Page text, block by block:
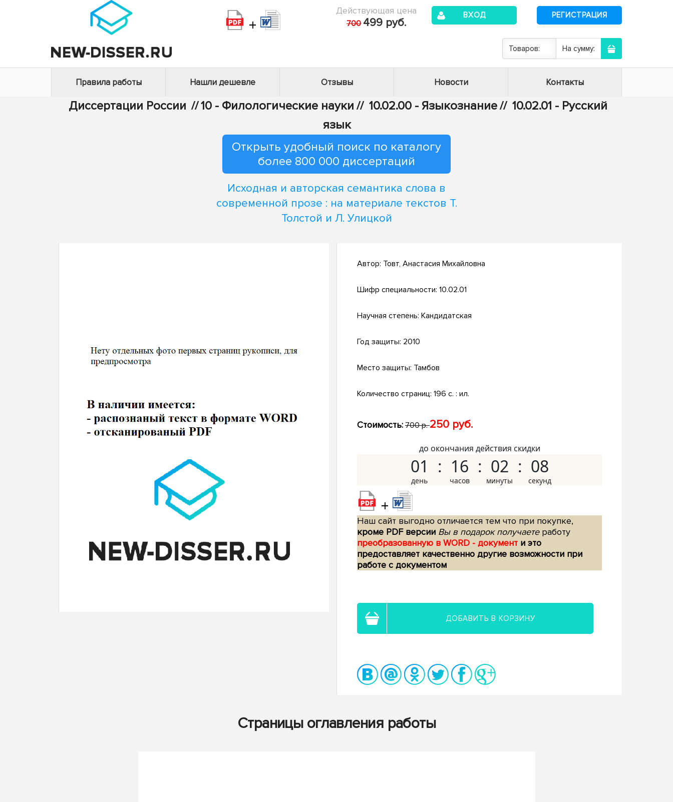
+
Действующая цена
700 499 руб.
ВХОД РЕГИСТРАЦИЯ
Товаров: На сумму:
Правила работы Нашли дешевле Отзывы Новости Контакты
Диссертации России //10 - Филологические науки // 10.02.00 - Языкознание// 10.02.01 - Русский
язык
Открыть удобный поиск по каталогу
более 800 000 диссертаций
Исходная и авторская семантика слова в
современной прозе : на материале текстов Т.
Толстой и Л. Улицкой
Автор: Товт, Анастасия Михайловна
Шифр специальности: 10.02.01
Научная степень: Кандидатская
Год защиты: 2010
Место защиты: Тамбов
Количество страниц: 196 с. : ил.
Стоимость: 700 р.250 руб.
до окончания действия скидки
01 16 02 07
+
Наш сайт выгодно отличается тем что при покупке,
кроме PDF версии Вы в подарок получаетеработу
преобразованную в WORD - документ и это
предоставляет качественно другие возможности при
работе с документом
ДОБАВИТЬ В КОРЗИНУ
Страницы оглавления работы